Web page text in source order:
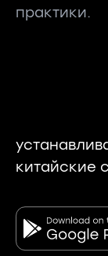
практики.
китайские